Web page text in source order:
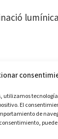
utilizamos
El
de